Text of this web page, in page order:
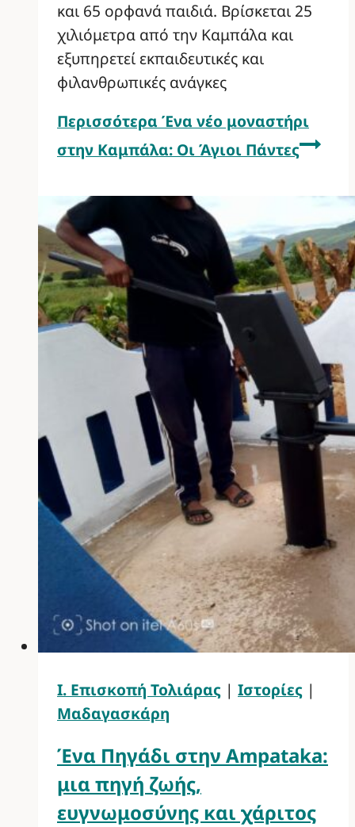
και 65 ορφανά παιδιά. Βρίσκεται 25
χιλιόμετρα από την Καμπάλα και
εξυπηρετεί εκπαιδευτικές και
φιλανθρωπικές ανάγκες
Περισσότερα Ένα νέο μοναστήρι
στην Καμπάλα: Οι Άγιοι Πάντες
Ι. Επισκοπή Τολιάρας | Ιστορίες |
Μαδαγασκάρη
Ένα Πηγάδι στην Ampataka:
μια πηγή ζωής,
ευγνωμοσύνης και χάριτος